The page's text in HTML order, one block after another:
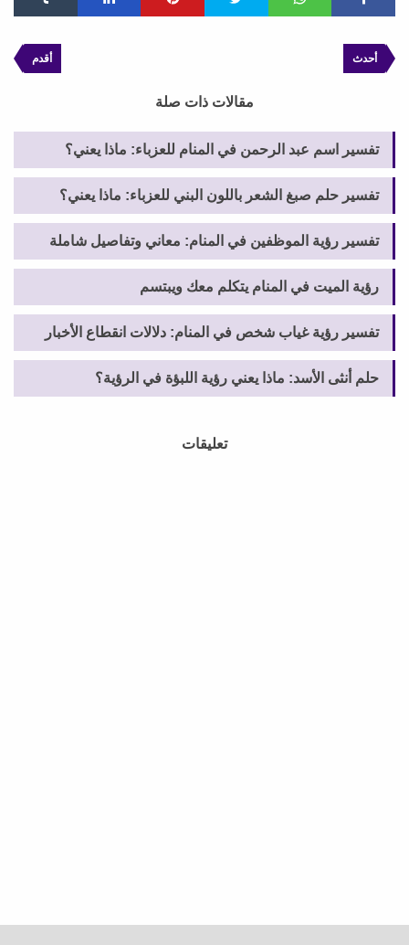
أحدث أقدم
مقالات ذات صلة
تفسير اسم عبد الرحمن في المنام للعزباء: ماذا يعني؟
تفسير حلم صبغ الشعر باللون البني للعزباء: ماذا يعني؟
تفسير رؤية الموظفين في المنام: معاني وتفاصيل شاملة
رؤية الميت في المنام يتكلم معك ويبتسم
تفسير رؤية غياب شخص في المنام: دلالات انقطاع الأخبار
حلم أنثى الأسد: ماذا يعني رؤية اللبؤة في الرؤية؟
تعليقات